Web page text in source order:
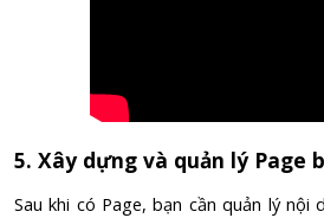
5. Xây dựng và quản lý Page
Sau khi có Page, bạn cần quản lý nội